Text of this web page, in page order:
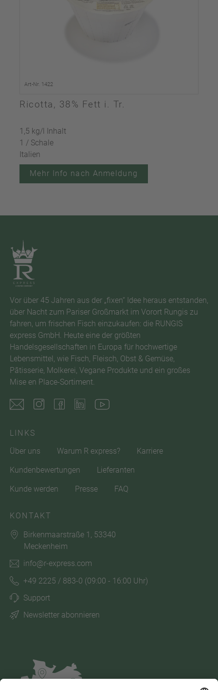
Art-Nr. 1422
Ricotta, 38% Fett i. Tr.
1,5 kg/l Inhalt
1 / Schale
Italien
Mehr Info nach Anmeldung
Vor über 45 Jahren aus der „fixen“ Idee heraus entstanden,
über Nacht zum Pariser Großmarkt im Vorort Rungis zu
fahren, um frischen Fisch einzukaufen: die RUNGIS
express GmbH. Heute eine der größten
Handelsgesellschaften in Europa für hochwertige
Lebensmittel, wie Fisch, Fleisch, Obst & Gemüse,
Pâtisserie, Molkerei, Vegane Produkte und ein großes
Mise en Place-Sortiment.
LINKS
Über uns
Warum R express? Karriere
Kundenbewertungen Lieferanten
Kunde werden Presse FAQ
KONTAKT
Birkenmaarstraße 1, 53340
Meckenheim
info@r-express.com
+49 2225 / 883-0 (09:00 - 16:00 Uhr)
Support
Newsletter abonnieren